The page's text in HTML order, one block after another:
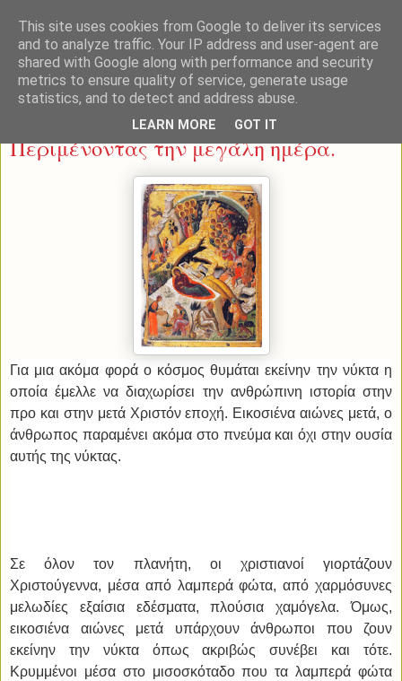
Πέμπτη 24 Δεκεμβρίου 2015
Περιμένοντας την μεγάλη ημέρα.
Για μια ακόμα φορά ο κόσμος θυμάται εκείνην την νύκτα η
οποία έμελλε να διαχωρίσει την ανθρώπινη ιστορία στην
προ και στην μετά Χριστόν εποχή. Εικοσιένα αιώνες μετά, ο
άνθρωπος παραμένει ακόμα στο πνεύμα και όχι στην ουσία
αυτής της νύκτας.
Σε όλον τον πλανήτη, οι χριστιανοί γιορτάζουν
Χριστούγεννα, μέσα από λαμπερά φώτα, από χαρμόσυνες
μελωδίες εξαίσια εδέσματα, πλούσια χαμόγελα.Όμως,
εικοσιένα αιώνες μετά υπάρχουν άνθρωποι που ζουν
εκείνην την νύκτα όπως ακριβώς συνέβει και τότε.
Κρυμμένοι μέσα στο μισοσκόταδο που τα λαμπερά φώτα
This site uses cookies from Google to deliver its services
and to analyze traffic. Your IP address and user-agent are
shared with Google along with performance and security
metrics to ensure quality of service, generate usage
statistics, and to detect and address abuse.
LEARN MORE GOT IT